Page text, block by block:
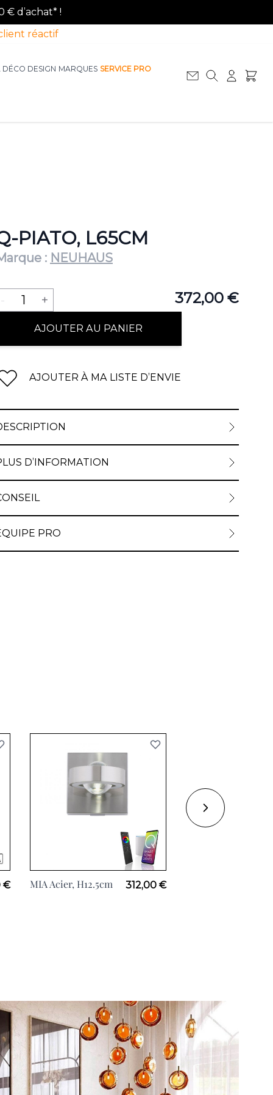
€ d’achat* !
réactif
DÉCO DESIGN MARQUES SERVICE PRO
PIATO, L65CM
: NEUHAUS
372,00 €
- 1 +
AJOUTER AU PANIER
AJOUTER À MA LISTE D’ENVIE
D’INFORMATION
PRO
€ MIA Acier, H12.5cm 312,00 €